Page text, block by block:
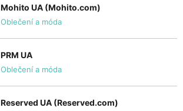
Mohito UA (Mohito.com)
Oblečení a móda
PRM UA
Oblečení a móda
Reserved UA (Reserved.com)